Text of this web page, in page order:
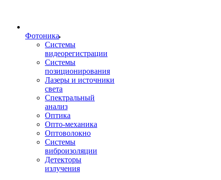
Фотоника
Cистемы
видеорегистрации
Системы
позиционирования
Лазеры и источники
света
Спектральный
анализ
Оптика
Опто-механика
Оптоволокно
Системы
виброизоляции
Детекторы
излучения